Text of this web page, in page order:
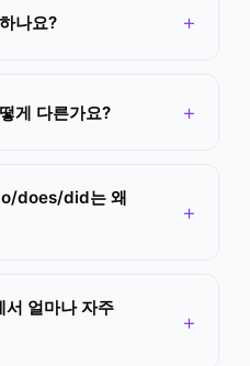
나요?
게 다른가요?
does/did는 왜
서 얼마나 자주